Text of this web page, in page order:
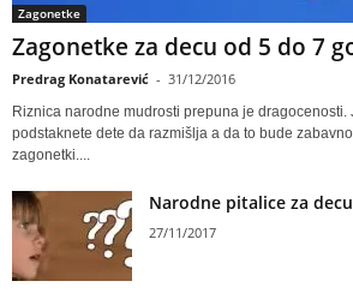
Zagonetke
Zagonetke za decu od 5 do 7
Predrag Konatarević - 31/12/2016
Riznica narodne mudrosti prepuna je
podstaknete dete da razmišlja a da to bude
zagonetki....
Narodne pitalice za
27/11/2017